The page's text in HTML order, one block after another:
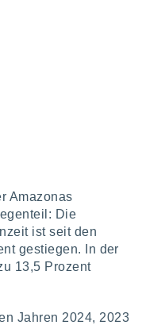
Amazonas
Die
ist seit den
gestiegen. In der
13,5 Prozent
Jahren 2024, 2023